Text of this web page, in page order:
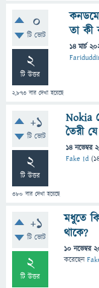
0
টি ভোট
2
টি উত্তর
2,873 বার দেখা হয়েছে
তা কী
14 মার্চ
+1
টি ভোট
2
টি উত্তর
380 বার দেখা হয়েছে
Nokia
তৈরী
14 নভেম্বর
Fake Id (
+1
টি ভোট
2
টি উত্তর
মধুতে
থাকে?
10 নভেম্বর
করেছেন